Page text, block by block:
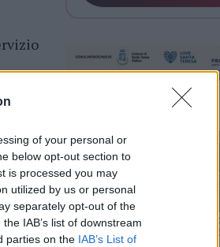
of your personal or
below opt-out section to
is processed you may
utilized by us or personal
separately opt-out of the
IAB’s list of downstream
parties on the IAB’s List of